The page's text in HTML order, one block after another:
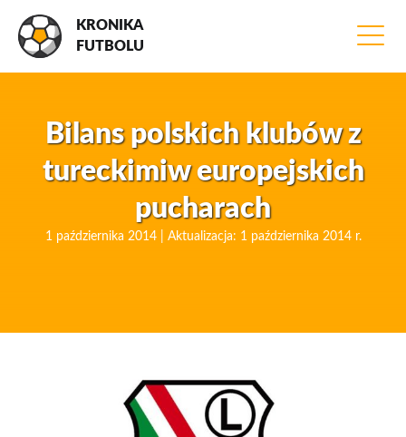
KRONIKA
FUTBOLU
Bilans polskich klubów z
tureckimiw europejskich
pucharach
1 października 2014 | Aktualizacja: 1 października 2014 r.